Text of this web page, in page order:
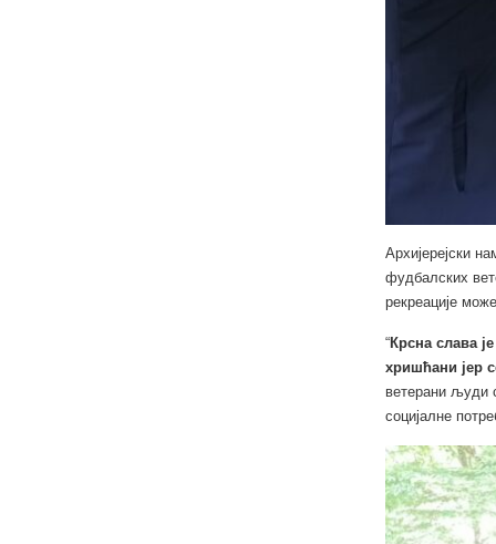
Архијерејски
фудбалских
рекреације
“Крсна слава
хришћани јер
ветерани људи
социјалне